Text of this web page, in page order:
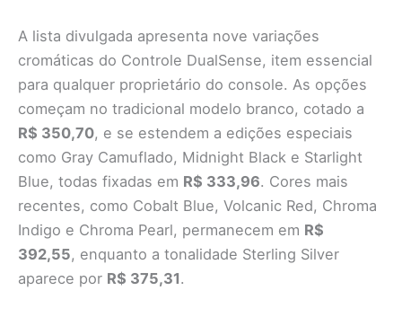
A lista divulgada apresenta nove variações
cromáticas do Controle DualSense, item essencial
para qualquer proprietário do console. As opções
começam no tradicional modelo branco, cotado a
R$ 350,70, e se estendem a edições especiais
como Gray Camuflado, Midnight Black e Starlight
Blue, todas fixadas em R$ 333,96. Cores mais
recentes, como Cobalt Blue, Volcanic Red, Chroma
Indigo e Chroma Pearl, permanecem em R$
392,55, enquanto a tonalidade Sterling Silver
aparece por R$ 375,31.